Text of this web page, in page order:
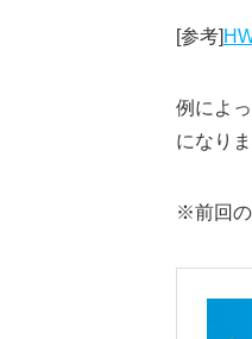
[参考]
例によ
になりま
※前回の